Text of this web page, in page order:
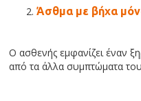
Άσθμα με βήχα
Ο ασθενής εμφανίζει έναν
από τα άλλα συμπτώματα